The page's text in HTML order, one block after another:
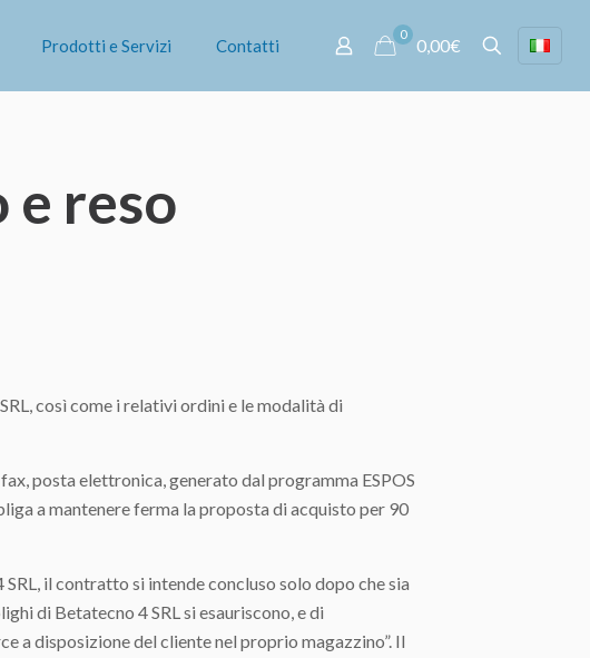
Prodotti e Servizi Contatti
0
0,00€
reso
così come i relativi ordini e le modalità di
posta elettronica, generato dal programma ESPOS
a mantenere ferma la proposta di acquisto per 90
il contratto si intende concluso solo dopo che sia
di Betatecno 4 SRL si esauriscono, e di
a disposizione del cliente nel proprio magazzino”. Il